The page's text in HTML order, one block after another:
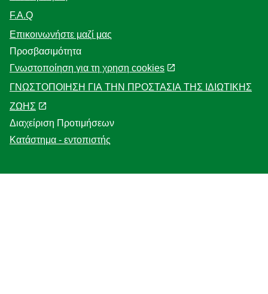
Η Ιστορία μας
F.A.Q
Επικοινωνήστε μαζί μας
Προσβασιμότητα
Γνωστοποίηση για τη χρηση cookies
ΓΝΩΣΤΟΠΟΙΗΣΗ ΓΙΑ ΤΗΝ ΠΡΟΣΤΑΣΙΑ ΤΗΣ ΙΔΙΩΤΙΚΗΣ
ΖΩΗΣ
Διαχείριση Προτιμήσεων